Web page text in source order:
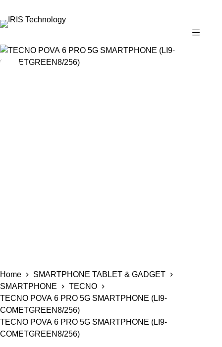
Home
SMARTPHONE TABLET & GADGET
SMARTPHONE
TECNO
TECNO POVA 6 PRO 5G SMARTPHONE (LI9-
COMETGREEN8/256)
TECNO POVA 6 PRO 5G SMARTPHONE (LI9-
COMETGREEN8/256)